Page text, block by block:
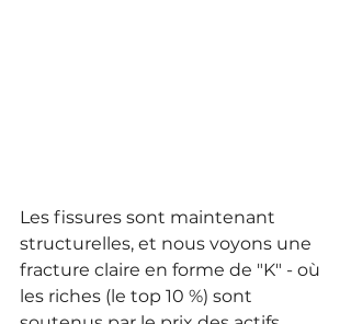
Les fissures sont maintenant
structurelles, et nous voyons une
fracture claire en forme de "K" - où
les riches (le top 10 %) sont